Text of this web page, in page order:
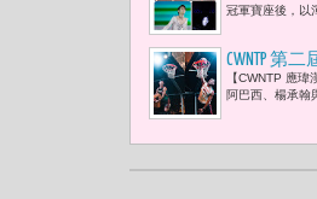
冠軍寶座後，以
CWNTP 第
【CWNTP 應
阿巴西、楊承翰